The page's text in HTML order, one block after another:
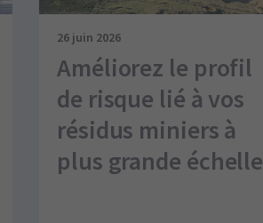
26 juin 2026
Améliorez le profil
de risque lié à vos
résidus miniers à
plus grande échelle